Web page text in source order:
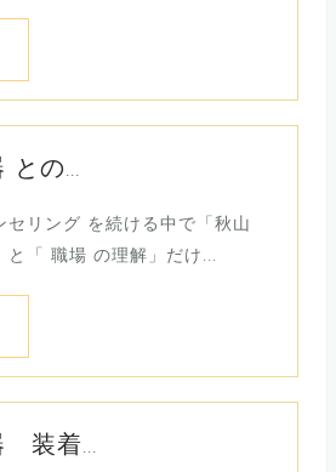
との...
リング を続ける中で「秋山
と「 職場 の理解」だけ...
装着...